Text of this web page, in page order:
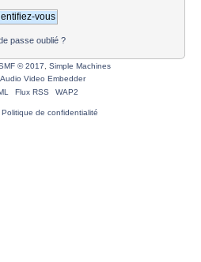
passe oublié ?
© 2017
Simple Machines
Video Embedder
Flux RSS WAP2
Politique de confidentialité